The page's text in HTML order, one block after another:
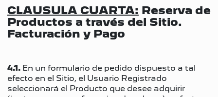
CLAUSULA CUARTA: Reserva de
Productos a través del Sitio.
Facturación y Pago
4.1. En un formulario de pedido dispuesto a tal
efecto en el Sitio, el Usuario Registrado
seleccionará el Producto que desee adquirir